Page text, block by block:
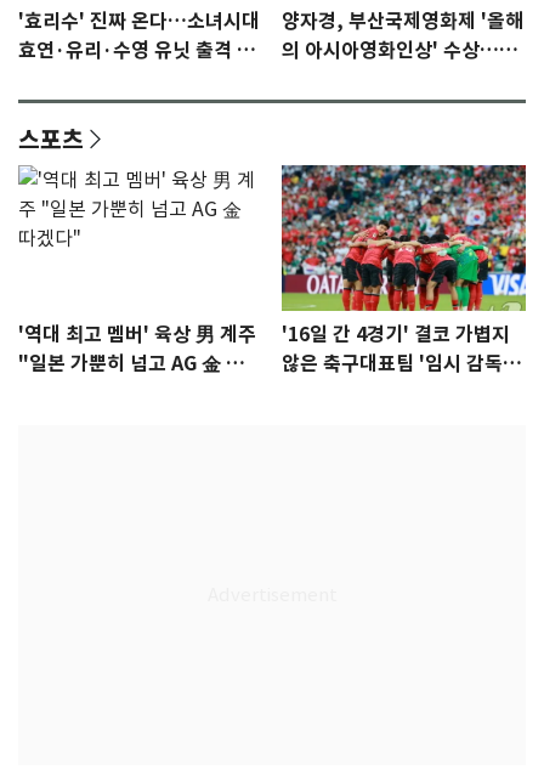
'효리수' 진짜 온다…소녀시대
효연·유리·수영 유닛 출격 [N
양자경, 부산국제영화제 '올해
의 아시아영화인상' 수상…15
스포츠
'역대 최고 멤버' 육상 男 계주
"일본 가뿐히 넘고 AG 金 따겠
'16일 간 4경기' 결코 가볍지
않은 축구대표팀 '임시 감독'